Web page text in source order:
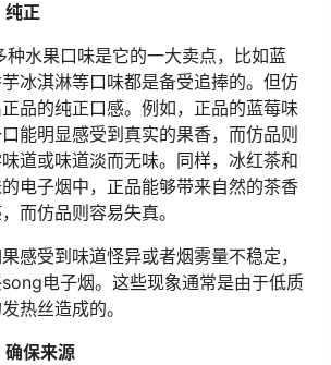
纯正
水果口味是它的一大卖点，比如蓝
冰淇淋等口味都是备受追捧的。但仿
品的纯正口感。例如，正品的蓝莓味
能明显感受到真实的果香，而仿品则
道或味道淡而无味。同样，冰红茶和
电子烟中，正品能够带来自然的茶香
而仿品则容易失真。
感受到味道怪异或者烟雾量不稳定，
电子烟。这些现象通常是由于低质
热丝造成的。
保来源